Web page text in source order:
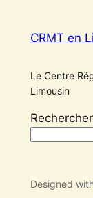
CRMT en
Le Centre
Limousin
Rechercher
Designed